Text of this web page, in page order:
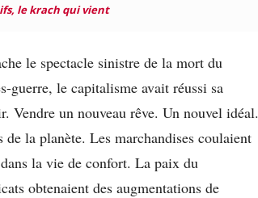
le krach qui vient
le spectacle sinistre de la mort du
guerre, le capitalisme avait réussi sa
un nouveau rêve. Un nouvel idéal.
la planète. Les marchandises coulaient
la vie de confort. La paix du
obtenaient des augmentations de